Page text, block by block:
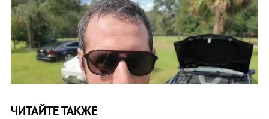
ЧИТАЙТЕ ТАКЖЕ